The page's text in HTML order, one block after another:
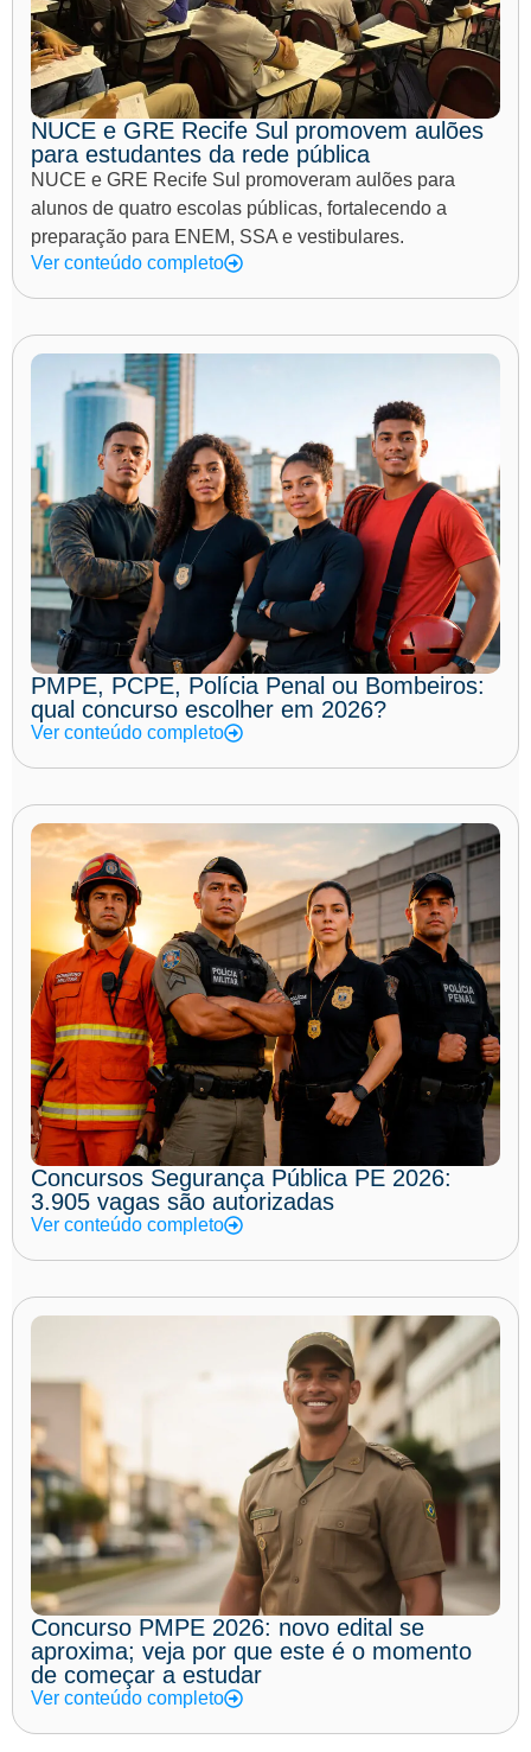
NUCE e GRE Recife Sul promovem aulões
para estudantes da rede pública
NUCE e GRE Recife Sul promoveram aulões para
alunos de quatro escolas públicas, fortalecendo a
preparação para ENEM, SSA e vestibulares.
Ver conteúdo completo
PMPE, PCPE, Polícia Penal ou Bombeiros:
qual concurso escolher em 2026?
Ver conteúdo completo
Concursos Segurança Pública PE 2026:
3.905 vagas são autorizadas
Ver conteúdo completo
Concurso PMPE 2026: novo edital se
aproxima; veja por que este é o momento
de começar a estudar
Ver conteúdo completo